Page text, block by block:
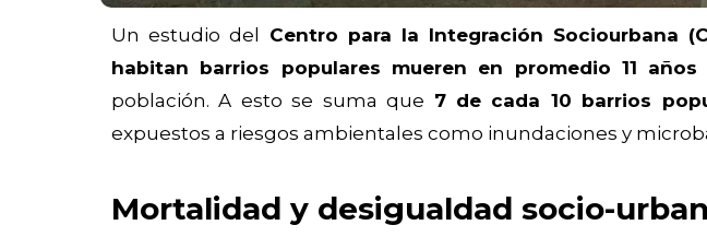
Un estudio del Centro para la Integración Sociourbana
habitan barrios populares mueren en promedio 11 años
población. A esto se suma que 7 de cada 10 barrios
expuestos a riesgos ambientales como inundaciones y
Mortalidad y desigualdad socio-